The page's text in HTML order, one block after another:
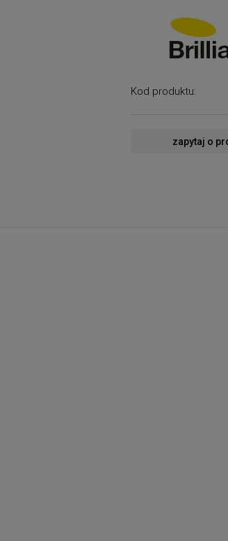
Kod produktu:
zapytaj o